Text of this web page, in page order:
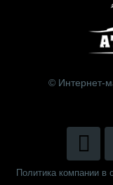
© Интернет-
Политика компании в